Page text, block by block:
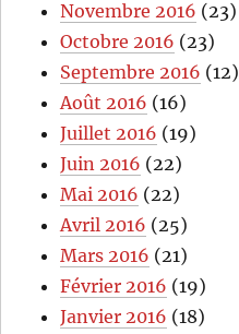
Novembre 2016 (23)
Octobre 2016 (23)
Septembre 2016 (12)
Août 2016 (16)
Juillet 2016 (19)
Juin 2016 (22)
Mai 2016 (22)
Avril 2016 (25)
Mars 2016 (21)
Février 2016 (19)
Janvier 2016 (18)